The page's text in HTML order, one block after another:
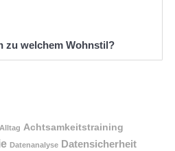
zu welchem Wohnstil?
Achtsamkeitstraining
Datenanalyse Datensicherheit